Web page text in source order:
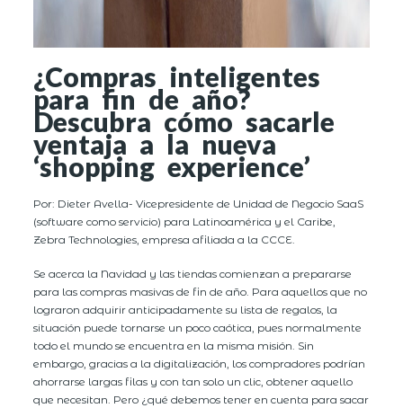
¿Compras inteligentes
para fin de año?
Descubra cómo sacarle
ventaja a la nueva
‘shopping experience’
Por: Dieter Avella- Vicepresidente de Unidad de Negocio SaaS
(software como servicio) para Latinoamérica y el Caribe,
Zebra Technologies, empresa afiliada a la CCCE.
Se acerca la Navidad y las tiendas comienzan a prepararse
para las compras masivas de fin de año. Para aquellos que no
lograron adquirir anticipadamente su lista de regalos, la
situación puede tornarse un poco caótica, pues normalmente
todo el mundo se encuentra en la misma misión. Sin
embargo, gracias a la digitalización, los compradores podrían
ahorrarse largas filas y con tan solo un clic, obtener aquello
que necesitan. Pero ¿qué debemos tener en cuenta para sacar